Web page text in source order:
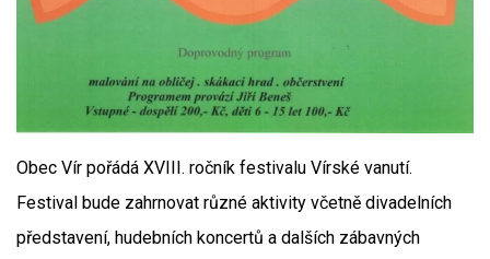
Obec Vír pořádá XVIII. ročník festivalu Vírské vanutí.
Festival bude zahrnovat různé aktivity včetně divadelních
představení, hudebních koncertů a dalších zábavných